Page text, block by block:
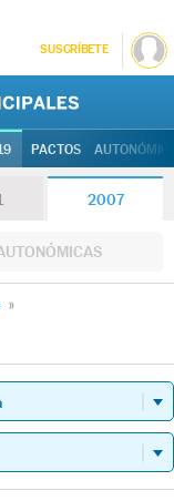
SUSCRÍBETE
PACTOS
2007
»